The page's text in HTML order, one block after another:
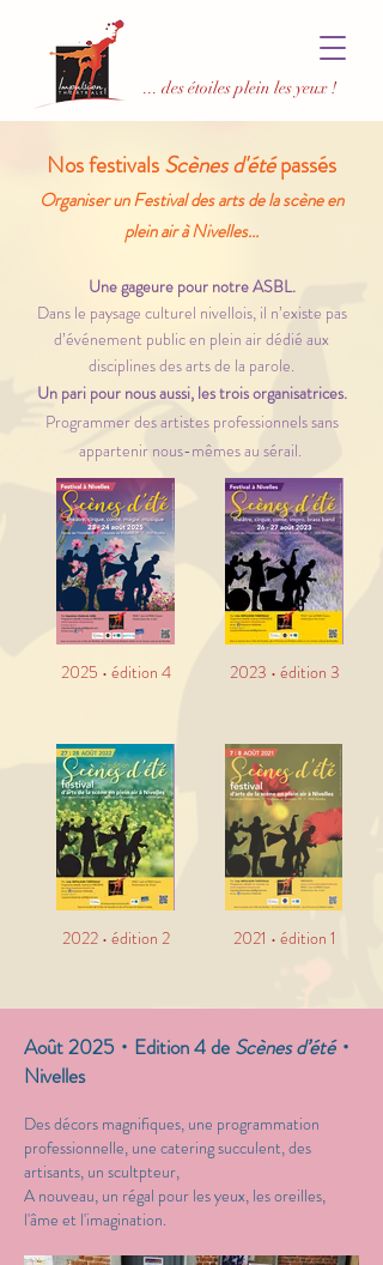
... des étoiles plein les yeux !
Nos festivalsScènes d'étépassés
Organiser un Festival des arts de la scène en
plein air à Nivelles...
Une gageure pour notre ASBL.
Dans le paysage culturel nivellois, il n’existe pas
d’événement public en plein air dédié aux
disciplines des arts de la parole.
Un pari pour nous aussi, les trois organisatrices.
Programmer des artistes professionnels sans
appartenir nous-mêmes au sérail.
2025 • édition 4 2023 • édition 3
2022 • édition 2 2021 • édition 1
Août 2025・ Edition 4 de Scènes d’été・
Nivelles
Des décors magnifiques, une programmation
professionnelle, une catering succulent, des
artisants, un scultpteur,
A nouveau, un régal pour les yeux, les oreilles,
l'âme et l'imagination.